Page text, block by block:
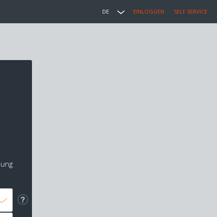
DE EINLOGGEN SELF SERVICE